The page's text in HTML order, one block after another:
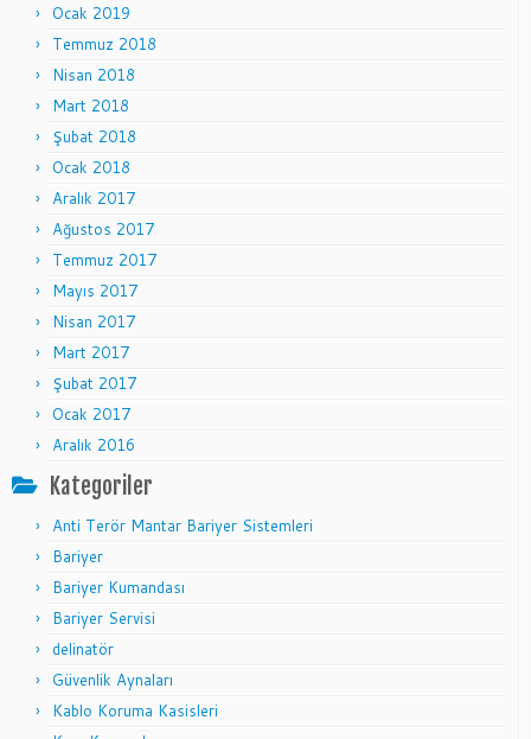
Ocak 2019
Temmuz 2018
Nisan 2018
Mart 2018
Şubat 2018
Ocak 2018
Aralık 2017
Ağustos 2017
Temmuz 2017
Mayıs 2017
Nisan 2017
Mart 2017
Şubat 2017
Ocak 2017
Aralık 2016
Kategoriler
Anti Terör Mantar Bariyer Sistemleri
Bariyer
Bariyer Kumandası
Bariyer Servisi
delinatör
Güvenlik Aynaları
Kablo Koruma Kasisleri